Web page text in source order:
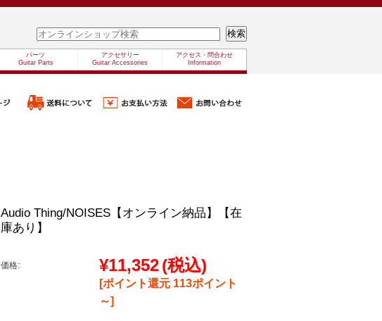
パーツ
Guitar Parts
アクセサリー
Guitar Accessories
アクセス・問合わせ
Information
Audio Thing/NOISES【オンライン納品】【在
庫あり】
価格: ¥11,352(税込)
[ポイント還元 113ポイント
～]